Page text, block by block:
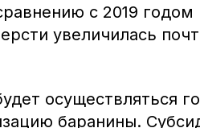
с 2019 годом
увеличилась
осуществляться
баранины.